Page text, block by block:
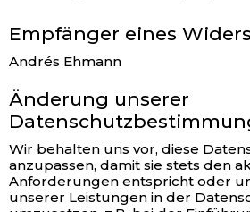
Empfänger eines
Andrés Ehmann
Änderung unserer
Wir behalten uns vor, diese
anzupassen, damit sie stets den
Anforderungen entspricht oder
unserer Leistungen in der